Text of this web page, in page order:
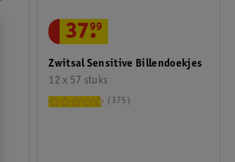
Zwitsal Sensitive Billendoekjes
12 x 57 stuks
37.
99
375